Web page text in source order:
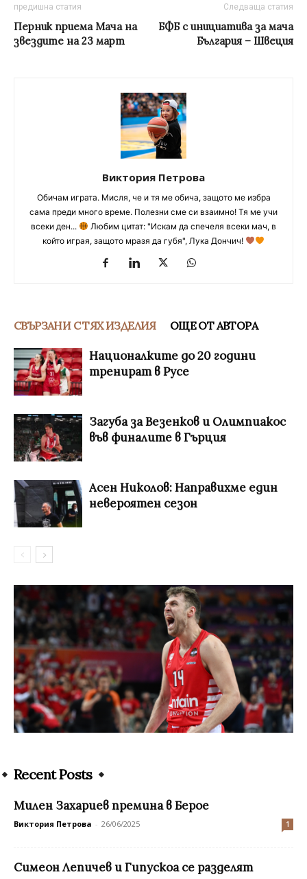
предишна статия
Перник приема Мача на
звездите на 23 март
Следваща статия
БФБ с инициатива за мача
България – Швеция
Виктория Петрова
Обичам играта. Мисля, че и тя ме обича, защото ме избра
сама преди много време. Полезни сме си взаимно! Тя ме учи
всеки ден...
Любим цитат: "Искам да спечеля всеки мач, в
който играя, защото мразя да губя", Лука Дончич!
СВЪРЗАНИ С ТЯХ ИЗДЕЛИЯ ОЩЕ ОТ АВТОРА
Националките до 20 години
тренират в Русе
Загуба за Везенков и Олимпиакос
във финалите в Гърция
Асен Николов: Направихме един
невероятен сезон
Recent Posts
Милен Захариев премина в Берое
Виктория Петрова - 26/06/2025 1
Симеон Лепичев и Гипускоа се разделят